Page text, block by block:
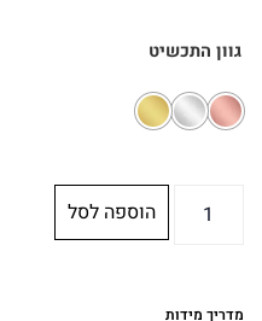
גוון התכשיט
הוספה לסל
מדריך מידות